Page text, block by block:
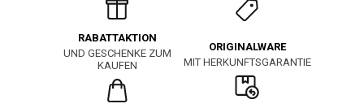
RABATTAKTION
UND GESCHENKE ZUM
KAUFEN
ORIGINALWARE
MIT HERKUNFTSGARANTIE